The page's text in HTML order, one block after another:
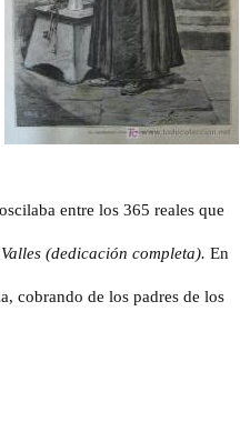
entre los 365 reales que
(dedicación completa). En
cobrando de los padres de los